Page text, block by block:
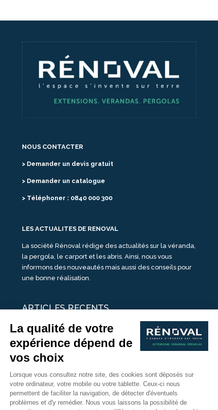
NOUS CONTACTER
> Demander un devis gratuit
> Demander un catalogue
> Téléphoner : 0840 000 300
LES ACTUALITES DE RENOVAL
La société Rénoval rédige des actualités sur la véranda,
la pergola, le carport et les abris. Ainsi, nous vous
informons des nouveautés mais aussi des conseils pour
une bonne réalisation.
ARTICLES RECENTS
25 idées de vérandas design
Un été pour une véranda
Portes Ouvertes Véranda Extension Suisse | 26-27 Juin
portes ouvertes véranda sur mesure
Nous Suivre